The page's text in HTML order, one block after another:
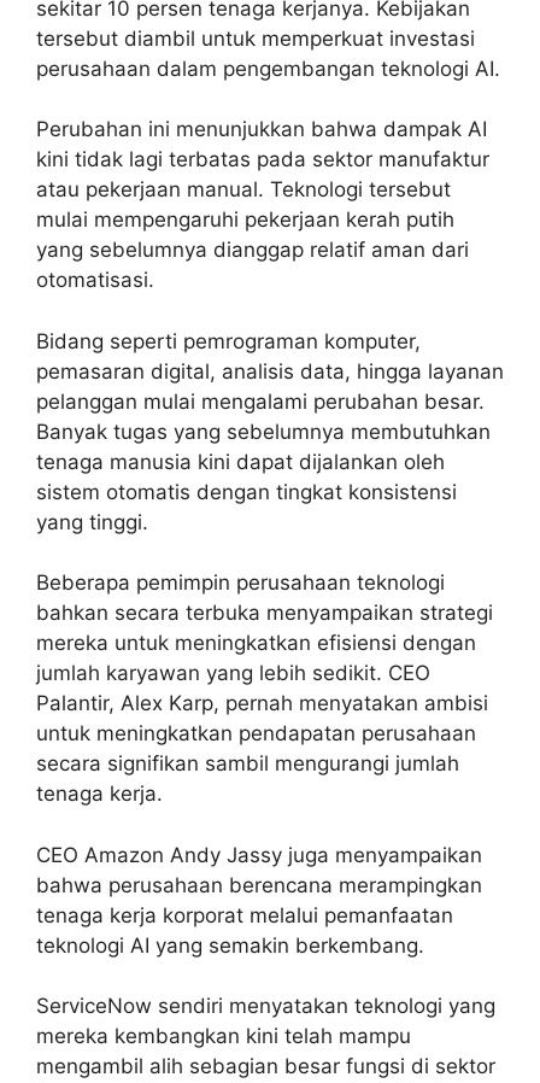
sekitar 10 persen tenaga kerjanya. Kebijakan
tersebut diambil untuk memperkuat investasi
perusahaan dalam pengembangan teknologi AI.
Perubahan ini menunjukkan bahwa dampak AI
kini tidak lagi terbatas pada sektor manufaktur
atau pekerjaan manual. Teknologi tersebut
mulai mempengaruhi pekerjaan kerah putih
yang sebelumnya dianggap relatif aman dari
otomatisasi.
Bidang seperti pemrograman komputer,
pemasaran digital, analisis data, hingga layanan
pelanggan mulai mengalami perubahan besar.
Banyak tugas yang sebelumnya membutuhkan
tenaga manusia kini dapat dijalankan oleh
sistem otomatis dengan tingkat konsistensi
yang tinggi.
Beberapa pemimpin perusahaan teknologi
bahkan secara terbuka menyampaikan strategi
mereka untuk meningkatkan efisiensi dengan
jumlah karyawan yang lebih sedikit. CEO
Palantir, Alex Karp, pernah menyatakan ambisi
untuk meningkatkan pendapatan perusahaan
secara signifikan sambil mengurangi jumlah
tenaga kerja.
CEO Amazon Andy Jassy juga menyampaikan
bahwa perusahaan berencana merampingkan
tenaga kerja korporat melalui pemanfaatan
teknologi AI yang semakin berkembang.
ServiceNow sendiri menyatakan teknologi yang
mereka kembangkan kini telah mampu
mengambil alih sebagian besar fungsi di sektor